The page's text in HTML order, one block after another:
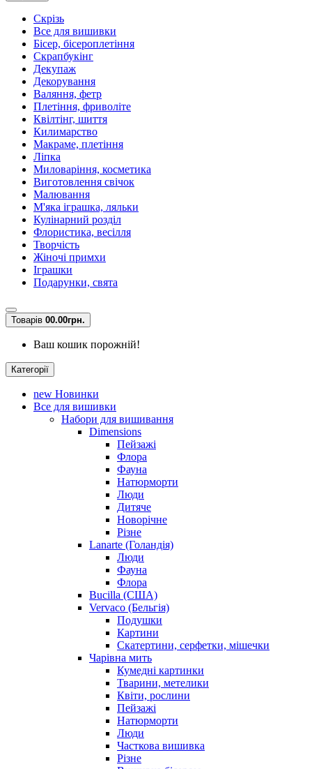
Скрізь
Все для вишивки
Бісер, бісероплетіння
Скрапбукінг
Декупаж
Декорування
Валяння, фетр
Плетіння, фриволіте
Квілтінг, шиття
Килимарство
Макраме, плетіння
Ліпка
Миловаріння, косметика
Виготовлення свічок
Малювання
М'яка іграшка, ляльки
Кулінарний розділ
Флористика, весілля
Творчість
Жіночі примхи
Іграшки
Подарунки, свята
Товарів 00.00грн.
Ваш кошик порожній!
Категорії
new Новинки
Все для вишивки
Набори для вишивання
Dimensions
Пейзажі
Флора
Фауна
Натюрморти
Люди
Дитяче
Новорічне
Різне
Lanarte (Голандія)
Люди
Фауна
Флора
Bucilla (США)
Vervaco (Бельгія)
Подушки
Картини
Скатертини, серфетки, мішечки
Чарiвна мить
Кумедні картинки
Тварини, метелики
Квіти, рослини
Пейзажі
Натюрморти
Люди
Часткова вишивка
Різне